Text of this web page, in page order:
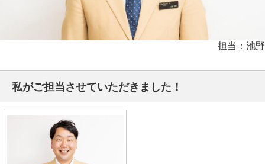
担当：池野
私がご担当させていただきました！